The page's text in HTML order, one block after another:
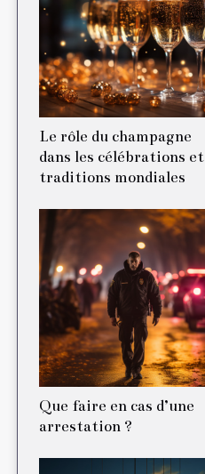
Le rôle du champagne
dans les célébrations et
traditions mondiales
Que faire en cas d’une
arrestation ?